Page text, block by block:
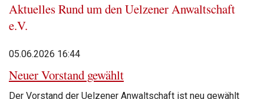
Aktuelles Rund um den Uelzener Anwaltschaft
e.V.
05.06.2026 16:44
Neuer Vorstand gewählt
Der Vorstand der Uelzener Anwaltschaft ist neu gewählt